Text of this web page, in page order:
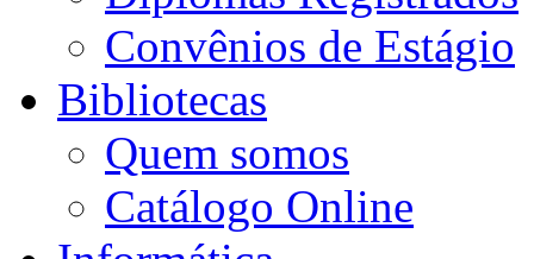
Convênios de Estágio
Bibliotecas
Quem somos
Catálogo Online